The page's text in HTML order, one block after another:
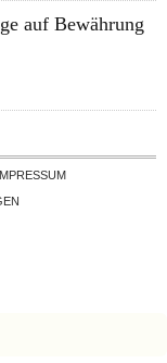
auf Bewährung